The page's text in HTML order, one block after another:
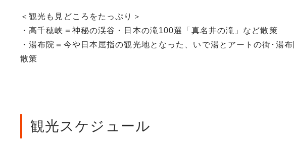
＜観光も見どころをたっぷり＞
・高千穂峡＝神秘の渓谷・日本の滝100選「真名井の滝」など散策
・湯布院＝今や日本屈指の観光地となった、いで湯とアートの街･湯
散策
観光スケジュール